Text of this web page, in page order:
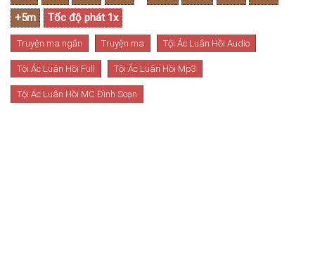
Truyện ma ngắn Truyện ma Tội Ác Luân Hồi Audio
Tội Ác Luân Hồi Full Tội Ác Luân Hồi Mp3
Tội Ác Luân Hồi MC Đình Soạn